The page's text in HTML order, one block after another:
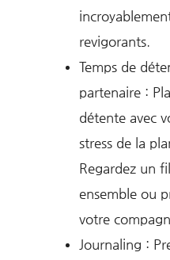
revigorants.
Temps de
partenaire :
détente avec
stress de la
Regardez un
ensemble ou
votre
Journaling :